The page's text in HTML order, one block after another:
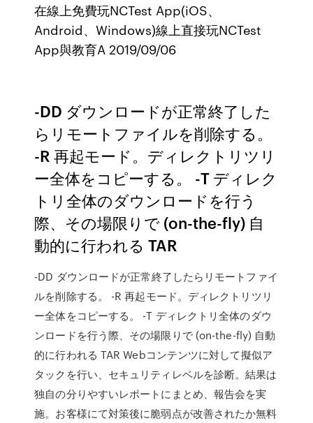
在線上免費玩NCTest App(iOS、
Android、Windows)線上直接玩NCTest
App與教育A 2019/09/06
-DD ダウンロードが正常終了した
らリモートファイルを削除する。
-R 再起モード。ディレクトリツリ
ー全体をコピーする。 -T ディレク
トリ全体のダウンロードを行う
際、その場限りで (on-the-fly) 自
動的に行われる TAR
-DD ダウンロードが正常終了したらリモートファイ
ルを削除する。 -R 再起モード。ディレクトリツリ
ー全体をコピーする。 -T ディレクトリ全体のダウ
ンロードを行う際、その場限りで (on-the-fly) 自動
的に行われる TAR Webコンテンツに対して擬似ア
タックを行い、セキュリティレベルを診断。結果は
独自の分りやすいレポートにまとめ、報告会を実
施。お客様にて対策後に脆弱点が改善されたか無料